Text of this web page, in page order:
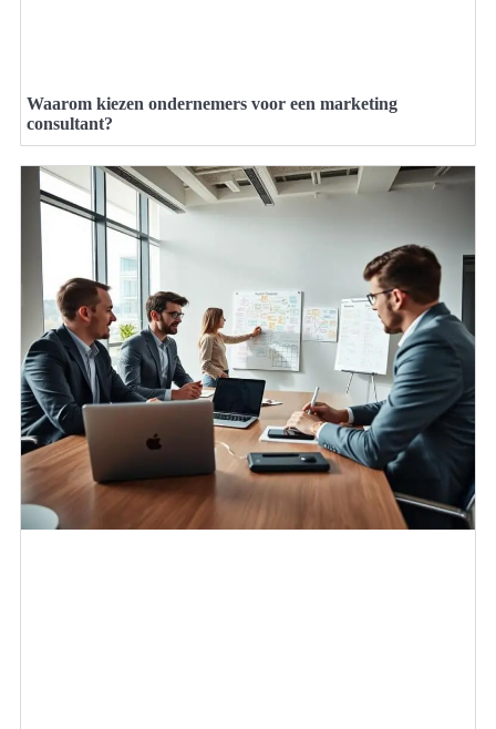
Waarom kiezen ondernemers voor een marketing
consultant?